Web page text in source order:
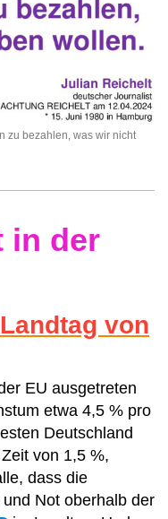
zu bezahlen, was wir nicht
in der
von
EU ausgetreten
etwa 4,5 % pro
Deutschland
von 1,5 %,
dass die
Not oberhalb der